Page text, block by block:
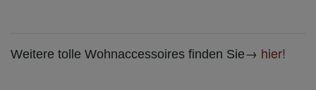
Weitere tolle Wohnaccessoires finden Sie→ hier!